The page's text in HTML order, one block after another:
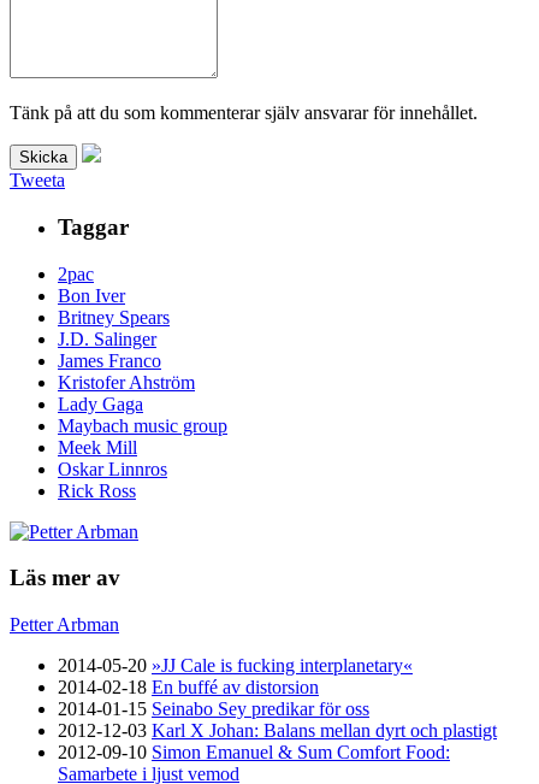
Tänk på att du som kommenterar själv ansvarar för innehållet.
Tweeta
Taggar
2pac
Bon Iver
Britney Spears
J.D. Salinger
James Franco
Kristofer Ahström
Lady Gaga
Maybach music group
Meek Mill
Oskar Linnros
Rick Ross
Läs mer av
Petter Arbman
2014-05-20 »JJ Cale is fucking interplanetary«
2014-02-18 En buffé av distorsion
2014-01-15 Seinabo Sey predikar för oss
2012-12-03 Karl X Johan: Balans mellan dyrt och plastigt
2012-09-10 Simon Emanuel & Sum Comfort Food:
Samarbete i ljust vemod